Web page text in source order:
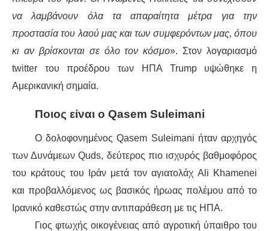
ΚΙΝΗΤΟΠΟΙΉΣΕΙΣ
ΕΙΔΉΣΕΙΣ
ΑΝΑΚΟΙΝΏΣΕΙΣ
ΑΝΤΙΡΑΤΣΙΣΤΙΚΌ
ΓΥΝΑΙΚΕΊΟ
LGBTQIA+
να λαμβάνουν όλα τα απαραίτητα μέτρα για την
προστασία του λαού μας και των συμφερόντων μας, όπου
κι αν βρίσκονται σε όλο τον κόσμο». Στον λογαριασμό
twitter του προέδρου των ΗΠΑ Trump υψώθηκε η
Αμερικανική σημαία.
Ποιος είναι ο Qasem Suleimani
Ο δολοφονημένος Qasem Suleimani ήταν αρχηγός
των Δυνάμεων Quds, δεύτερος πιο ισχυρός βαθμοφόρος
του κράτους του Ιράν μετά τον αγιατολάχ Ali Khamenei
και προβαλλόμενος ως βασικός ήρωας πολέμου από το
Ιρανικό καθεστώς στην αντιπαράθεση με τις ΗΠΑ.
Γιος φτωχής οικογένειας από αγροτική ύπαιθρο του